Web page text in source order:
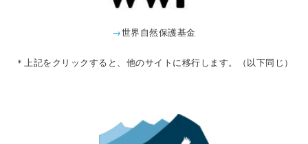
→世界自然保護基金
＊上記をクリックすると、他のサイトに移行します。（以下同じ）